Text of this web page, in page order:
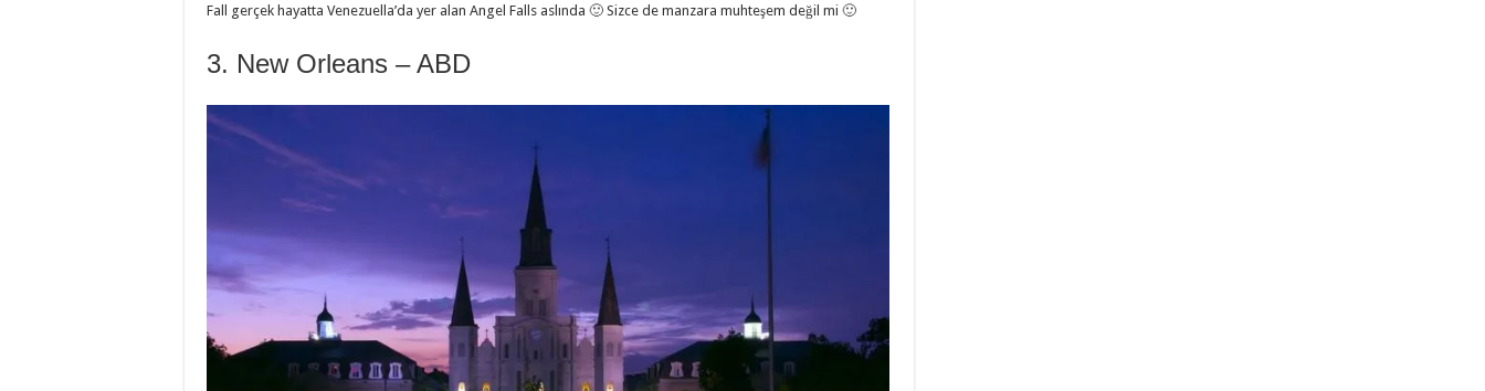
Fall gerçek hayatta Venezuella’da yer alan Angel Falls aslında 🙂 Sizce de manzara muhteşem değil mi 🙂
3. New Orleans – ABD